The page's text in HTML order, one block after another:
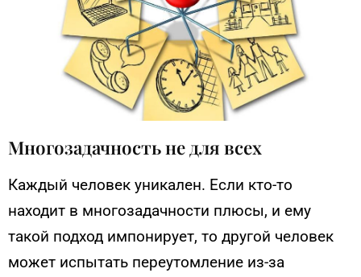
Многозадачность не для всех
Каждый человек уникален. Если кто-то
находит в многозадачности плюсы, и ему
такой подход импонирует, то другой человек
может испытать переутомление из-за